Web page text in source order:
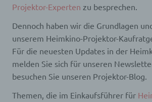
Projektor-Experten zu besprechen.
Dennoch haben wir die Grundlagen
unserem Heimkino-Projektor-
Für die neuesten Updates in der
melden Sie sich für unseren
besuchen Sie unseren Projektor-Blog.
Themen, die im Einkaufsführer für